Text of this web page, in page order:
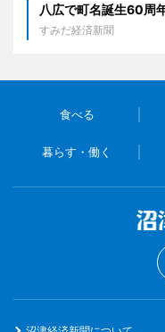
八広で町名誕生60周
すみだ経済新聞
食べる
暮らす・働く